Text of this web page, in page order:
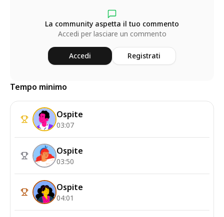
La community aspetta il tuo commento
Accedi per lasciare un commento
Accedi Registrati
Tempo minimo
Ospite
03:07
Ospite
03:50
Ospite
04:01